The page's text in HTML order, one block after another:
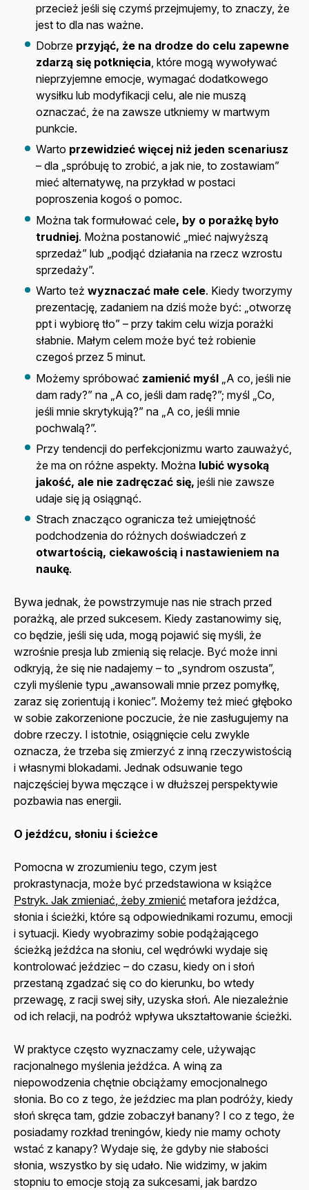
przecież jeśli się czymś przejmujemy, to znaczy, że
jest to dla nas ważne.
Dobrze przyjąć, że na drodze do celu zapewne
zdarzą się potknięcia, które mogą wywoływać
nieprzyjemne emocje, wymagać dodatkowego
wysiłku lub modyfikacji celu, ale nie muszą
oznaczać, że na zawsze utkniemy w martwym
punkcie.
Warto przewidzieć więcej niż jeden scenariusz
– dla „spróbuję to zrobić, a jak nie, to zostawiam”
mieć alternatywę, na przykład w postaci
poproszenia kogoś o pomoc.
Można tak formułować cele, by o porażkę było
trudniej. Można postanowić „mieć najwyższą
sprzedaż” lub „podjąć działania na rzecz wzrostu
sprzedaży”.
Warto teżwyznaczać małe cele. Kiedy tworzymy
prezentację, zadaniem na dziś może być: „otworzę
ppt i wybiorę tło” – przy takim celu wizja porażki
słabnie. Małym celem może być też robienie
czegoś przez 5 minut.
Możemy spróbować zamienić myśl „A co, jeśli nie
dam rady?” na „A co, jeśli dam radę?”; myśl „Co,
jeśli mnie skrytykują?” na „A co, jeśli mnie
pochwalą?”.
Przy tendencji do perfekcjonizmu warto zauważyć,
że ma on różne aspekty. Można lubić wysoką
jakość, ale nie zadręczać się, jeśli nie zawsze
udaje się ją osiągnąć.
Strach znacząco ogranicza też umiejętność
podchodzenia do różnych doświadczeń z
otwartością, ciekawością i nastawieniem na
naukę.
Bywa jednak, że powstrzymuje nas nie strach przed
porażką, ale przed sukcesem. Kiedy zastanowimy się,
co będzie, jeśli się uda, mogą pojawić się myśli, że
wzrośnie presja lub zmienią się relacje. Być może inni
odkryją, że się nie nadajemy – to „syndrom oszusta”,
czyli myślenie typu „awansowali mnie przez pomyłkę,
zaraz się zorientują i koniec”. Możemy też mieć głęboko
w sobie zakorzenione poczucie, że nie zasługujemy na
dobre rzeczy. I istotnie, osiągnięcie celu zwykle
oznacza, że trzeba się zmierzyć z inną rzeczywistością
i własnymi blokadami. Jednak odsuwanie tego
najczęściej bywa męczące i w dłuższej perspektywie
pozbawia nas energii.
O jeźdźcu, słoniu i ścieżce
Pomocna w zrozumieniu tego, czym jest
prokrastynacja, może być przedstawiona w książce
Pstryk. Jak zmieniać, żeby zmienić metafora jeźdźca,
słonia i ścieżki, które są odpowiednikami rozumu, emocji
i sytuacji. Kiedy wyobrazimy sobie podążającego
ścieżką jeźdźca na słoniu, cel wędrówki wydaje się
kontrolować jeździec – do czasu, kiedy on i słoń
przestaną zgadzać się co do kierunku, bo wtedy
przewagę, z racji swej siły, uzyska słoń. Ale niezależnie
od ich relacji, na podróż wpływa ukształtowanie ścieżki.
W praktyce często wyznaczamy cele, używając
racjonalnego myślenia jeźdźca. A winą za
niepowodzenia chętnie obciążamy emocjonalnego
słonia. Bo co z tego, że jeździec ma plan podróży, kiedy
słoń skręca tam, gdzie zobaczył banany? I co z tego, że
posiadamy rozkład treningów, kiedy nie mamy ochoty
wstać z kanapy? Wydaje się, że gdyby nie słabości
słonia, wszystko by się udało. Nie widzimy, w jakim
stopniu to emocje stoją za sukcesami, jak bardzo